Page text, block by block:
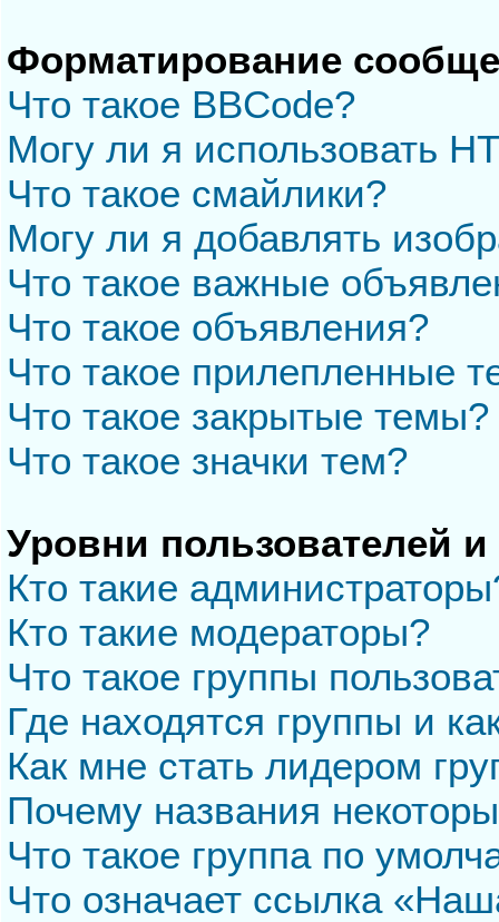
Форматирование
Что такое BBCode?
Могу ли я использовать
Что такое смайлики?
Могу ли я добавлять
Что такое важные
Что такое объявления?
Что такое прилепленные
Что такое закрытые темы?
Что такое значки тем?
Уровни пользователей
Кто такие
Кто такие модераторы?
Что такое группы
Где находятся группы и
Как мне стать лидером
Почему названия
Что такое группа по
Что означает ссылка